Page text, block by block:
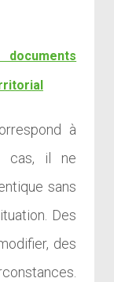
à
cas, il ne
sans
Des
des